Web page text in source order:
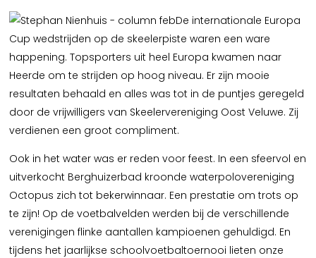
De internationale Europa
Cup wedstrijden op de skeelerpiste waren een ware
happening. Topsporters uit heel Europa kwamen naar
Heerde om te strijden op hoog niveau. Er zijn mooie
resultaten behaald en alles was tot in de puntjes geregeld
door de vrijwilligers van Skeelervereniging Oost Veluwe. Zij
verdienen een groot compliment.
Ook in het water was er reden voor feest. In een sfeervol en
uitverkocht Berghuizerbad kroonde waterpolovereniging
Octopus zich tot bekerwinnaar. Een prestatie om trots op
te zijn! Op de voetbalvelden werden bij de verschillende
verenigingen flinke aantallen kampioenen gehuldigd. En
tijdens het jaarlijkse schoolvoetbaltoernooi lieten onze